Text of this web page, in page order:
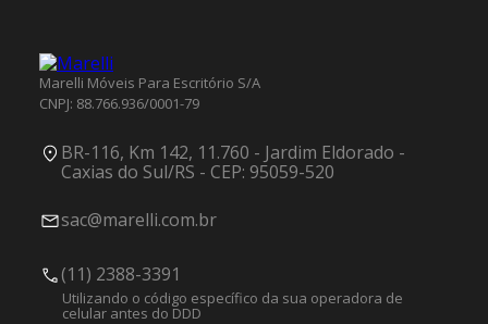
Marelli Móveis Para Escritório S/A
CNPJ: 88.766.936/0001-79
BR-116, Km 142, 11.760 - Jardim Eldorado -
Caxias do Sul/RS - CEP: 95059-520
sac@marelli.com.br
(11) 2388-3391
Utilizando o código específico da sua operadora de
celular antes do DDD